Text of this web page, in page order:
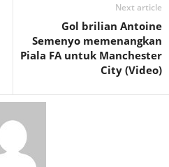
Next article
Gol brilian Antoine
Semenyo memenangkan
Piala FA untuk Manchester
City (Video)